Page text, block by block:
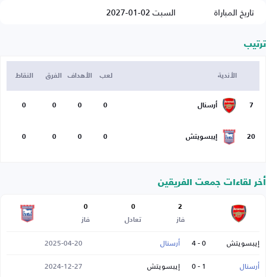
تاريخ المباراة
السبت 02-01-2027
ترتيب
الأندية لعب الأهداف الفرق النقاط
7 أرسنال 0
0
0
0
20 إيبسويتش 0
0
0
0
أخر لقاءات جمعت الفريقين
2
فاز
0
تعادل
0
فاز
إيبسويتش 0 - 4 أرسنال
2025-04-20
أرسنال
1 - 0 إيبسويتش 2024-12-27